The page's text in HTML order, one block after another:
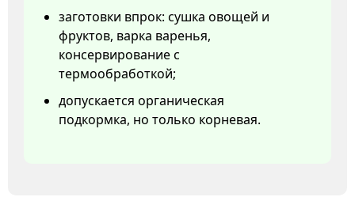
заготовки впрок: сушка овощей и
фруктов, варка варенья,
консервирование с
термообработкой;
допускается органическая
подкормка, но только корневая.